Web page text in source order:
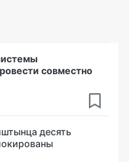
совместно
десять